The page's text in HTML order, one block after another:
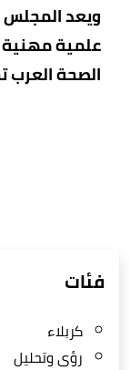
ويعد المجلس
علمية
الصحة العرب
فئات
كربلاء
رؤى وتحليل